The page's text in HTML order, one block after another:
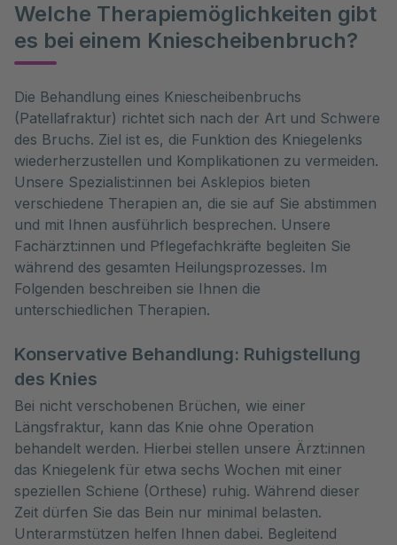
Welche Therapiemöglichkeiten gibt
es bei einem Kniescheibenbruch?
Die Behandlung eines Kniescheibenbruchs
(Patellafraktur) richtet sich nach der Art und Schwere
des Bruchs. Ziel ist es, die Funktion des Kniegelenks
wiederherzustellen und Komplikationen zu vermeiden.
Unsere Spezialist:innen bei Asklepios bieten
verschiedene Therapien an, die sie auf Sie abstimmen
und mit Ihnen ausführlich besprechen. Unsere
Fachärzt:innen und Pflegefachkräfte begleiten Sie
während des gesamten Heilungsprozesses. Im
Folgenden beschreiben sie Ihnen die
unterschiedlichen Therapien.
Konservative Behandlung: Ruhigstellung
des Knies
Bei nicht verschobenen Brüchen, wie einer
Längsfraktur, kann das Knie ohne Operation
behandelt werden. Hierbei stellen unsere Ärzt:innen
das Kniegelenk für etwa sechs Wochen mit einer
speziellen Schiene (Orthese) ruhig. Während dieser
Zeit dürfen Sie das Bein nur minimal belasten.
Unterarmstützen helfen Ihnen dabei. Begleitend